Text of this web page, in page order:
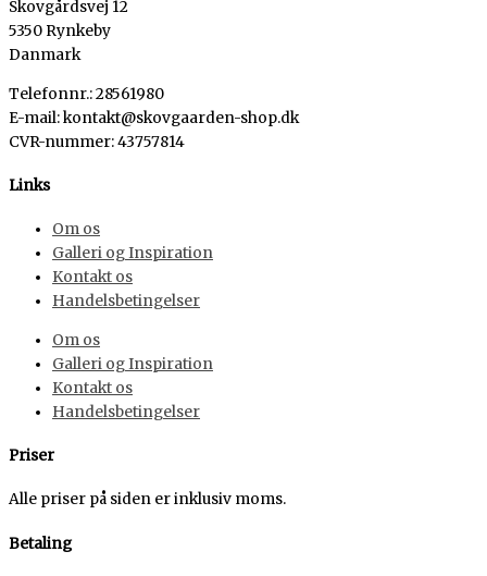
Skovgårdsvej 12
5350 Rynkeby
Danmark
Telefonnr.: 28561980
E-mail: kontakt@skovgaarden-shop.dk
CVR-nummer:43757814
Links
Om os
Galleri og Inspiration
Kontakt os
Handelsbetingelser
Om os
Galleri og Inspiration
Kontakt os
Handelsbetingelser
Priser
Alle priser på siden er inklusiv moms.
Betaling